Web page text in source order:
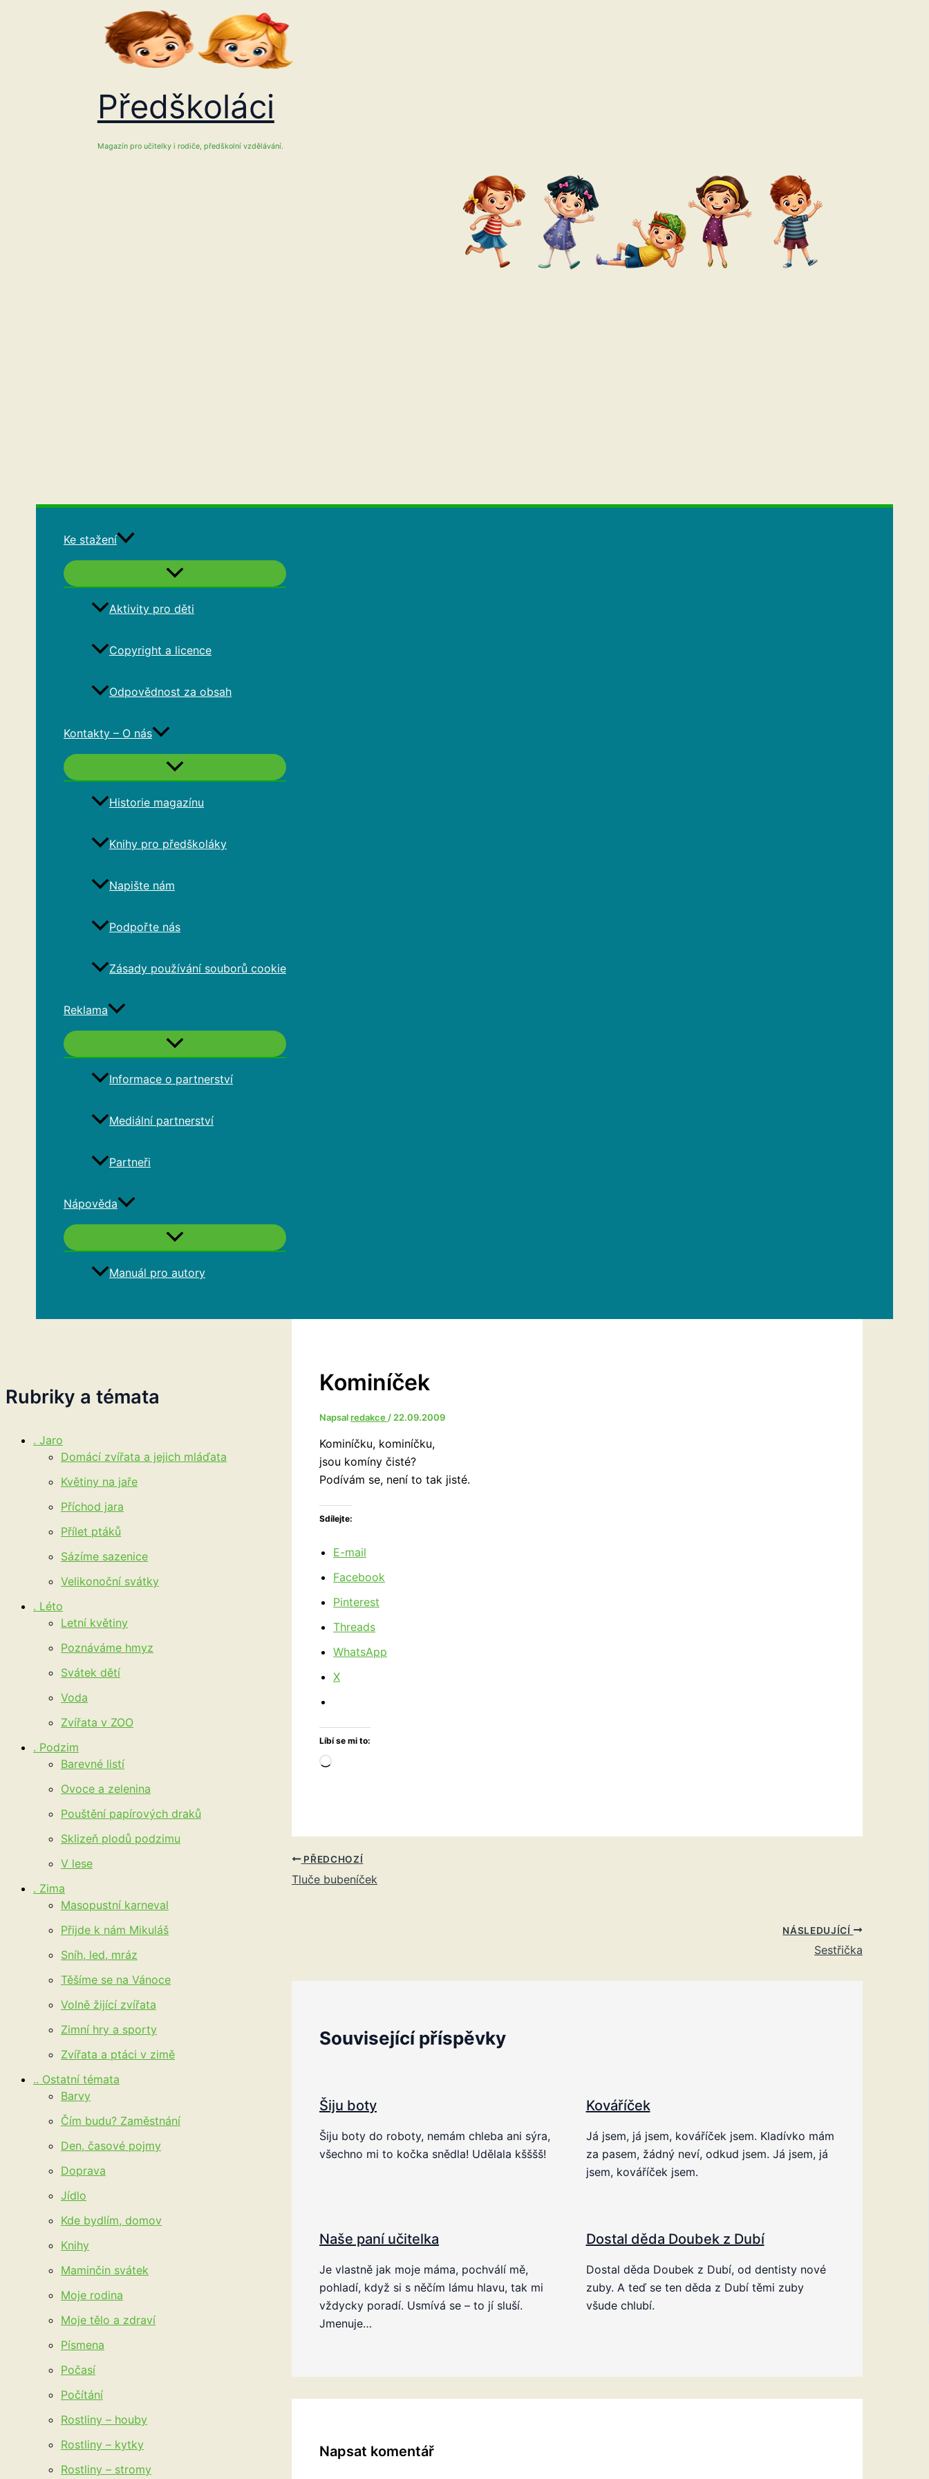
Předškoláci
Magazín pro učitelky i rodiče, předškolní vzdělávání.
Ke stažení
Aktivity pro děti
Copyright a licence
Odpovědnost za obsah
Kontakty – O nás
Historie magazínu
Knihy pro předškoláky
Napište nám
Podpořte nás
Zásady používání souborů cookie
Reklama
Informace o partnerství
Mediální partnerství
Partneři
Nápověda
Manuál pro autory
Rubriky a témata
. Jaro
Domácí zvířata a jejich mláďata
Květiny na jaře
Příchod jara
Přílet ptáků
Sázíme sazenice
Velikonoční svátky
. Léto
Letní květiny
Poznáváme hmyz
Svátek dětí
Voda
Zvířata v ZOO
. Podzim
Barevné listí
Ovoce a zelenina
Pouštění papírových draků
Sklizeň plodů podzimu
V lese
. Zima
Masopustní karneval
Přijde k nám Mikuláš
Sníh, led, mráz
Těšíme se na Vánoce
Volně žijící zvířata
Zimní hry a sporty
Zvířata a ptáci v zimě
.. Ostatní témata
Barvy
Čím budu? Zaměstnání
Den, časové pojmy
Doprava
Jídlo
Kde bydlím, domov
Knihy
Maminčin svátek
Moje rodina
Moje tělo a zdraví
Písmena
Počasí
Počítání
Rostliny – houby
Rostliny – kytky
Rostliny – stromy
Kominíček
Napsalredakce / 22.09.2009
Kominíčku, kominíčku,
jsou komíny čisté?
Podívám se, není to tak jisté.
Sdílejte:
E-mail
Facebook
Pinterest
Threads
WhatsApp
X
Líbí se mi to:
Načítání…
PŘEDCHOZÍ
Tluče bubeníček
NÁSLEDUJÍCÍ
Sestřička
Související příspěvky
Šiju boty
Šiju boty do roboty, nemám chleba ani sýra,
všechno mi to kočka snědla! Udělala kšššš!
Kováříček
Já jsem, já jsem, kováříček jsem. Kladívko mám
za pasem, žádný neví, odkud jsem. Já jsem, já
jsem, kováříček jsem.
Naše paní učitelka
Je vlastně jak moje máma, pochválí mě,
pohladí, když si s něčím lámu hlavu, tak mi
vždycky poradí. Usmívá se – to jí sluší.
Jmenuje…
Dostal děda Doubek z Dubí
Dostal děda Doubek z Dubí, od dentisty nové
zuby. A teď se ten děda z Dubí těmi zuby
všude chlubí.
Napsat komentář